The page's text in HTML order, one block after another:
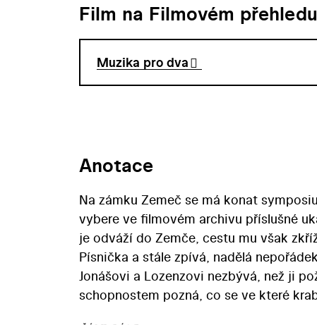
Film na Filmovém přehledu
Muzika pro dva
Anotace
Na zámku Zemeč se má konat
vybere ve filmovém archivu příslušné
je odváží do Zemče, cestu mu však
Písnička a stále zpívá, nadělá
Jonášovi a Lozenzovi nezbývá, než ji
schopnostem pozná, co se ve které